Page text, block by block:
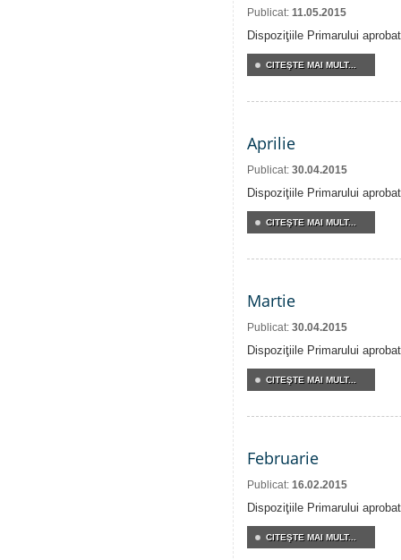
Publicat: 11.05.2015
Dispoziţiile Primarului
CITEŞTE MAI MULT...
Aprilie
Publicat: 30.04.2015
Dispoziţiile Primarului
CITEŞTE MAI MULT...
Martie
Publicat: 30.04.2015
Dispoziţiile Primarului
CITEŞTE MAI MULT...
Februarie
Publicat: 16.02.2015
Dispoziţiile Primarului
CITEŞTE MAI MULT...